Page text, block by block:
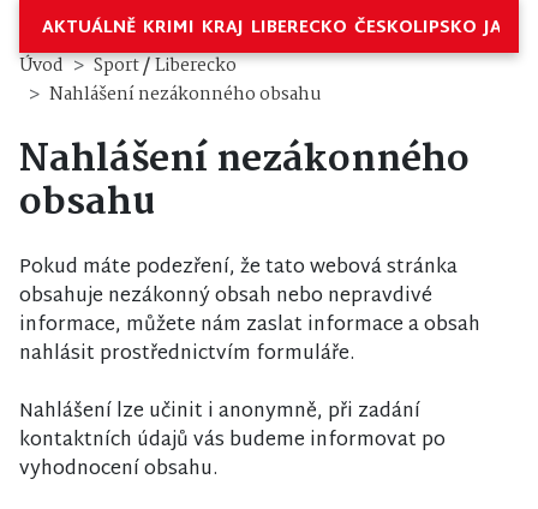
AKTUÁLNĚ KRIMI KRAJ LIBERECKO ČESKOLIPSKO
Úvod Sport/Liberecko
Nahlášení nezákonného obsahu
Nahlášení nezákonného
obsahu
Pokud máte podezření, že tato webová stránka
obsahuje nezákonný obsah nebo nepravdivé
informace, můžete nám zaslat informace a obsah
nahlásit prostřednictvím formuláře.
Nahlášení lze učinit i anonymně, při zadání
kontaktních údajů vás budeme informovat po
vyhodnocení obsahu.